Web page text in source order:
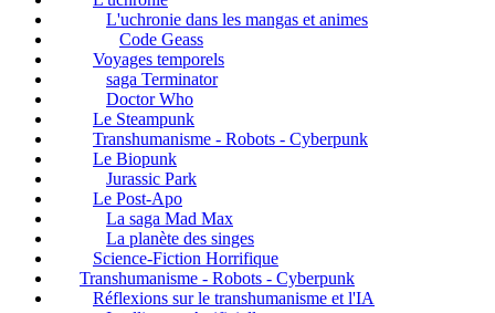
L'uchronie dans les mangas et animes
Code Geass
Voyages temporels
saga Terminator
Doctor Who
Le Steampunk
Transhumanisme - Robots - Cyberpunk
Le Biopunk
Jurassic Park
Le Post-Apo
La saga Mad Max
La planète des singes
Science-Fiction Horrifique
Transhumanisme - Robots - Cyberpunk
Réflexions sur le transhumanisme et l'IA